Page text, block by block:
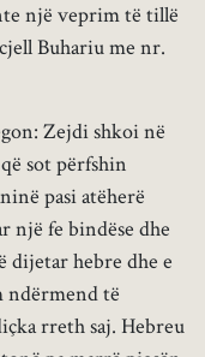
një veprim të tillë
Buhariu me nr.
Zejdi shkoi në
sot përfshin
pasi atëherë
një fe bindëse dhe
hebre dhe e
ndërmend të
rreth saj. Hebreu